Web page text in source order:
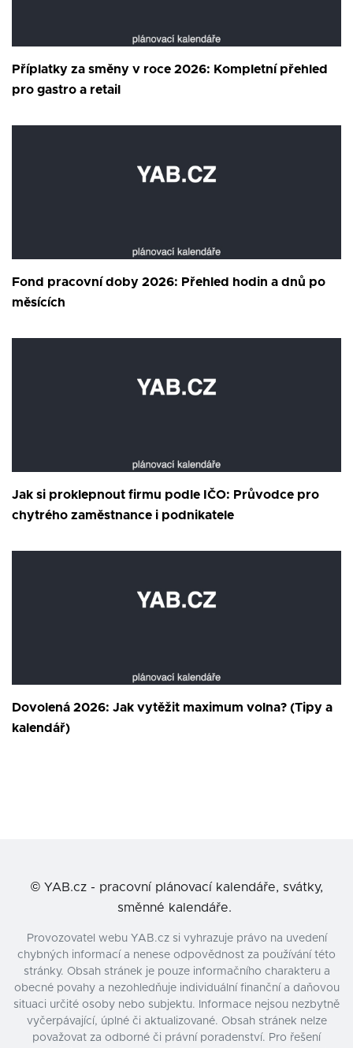
Příplatky za směny v roce 2026: Kompletní přehled
pro gastro a retail
Fond pracovní doby 2026: Přehled hodin a dnů po
měsících
Jak si proklepnout firmu podle IČO: Průvodce pro
chytrého zaměstnance i podnikatele
Dovolená 2026: Jak vytěžit maximum volna? (Tipy a
kalendář)
© YAB.cz - pracovní plánovací kalendáře, svátky,
směnné kalendáře.
Provozovatel webu YAB.cz si vyhrazuje právo na uvedení
chybných informací a nenese odpovědnost za používání této
stránky. Obsah stránek je pouze informačního charakteru a
obecné povahy a nezohledňuje individuální finanční a daňovou
situaci určité osoby nebo subjektu. Informace nejsou nezbytně
vyčerpávající, úplné či aktualizované. Obsah stránek nelze
považovat za odborné či právní poradenství. Pro řešení